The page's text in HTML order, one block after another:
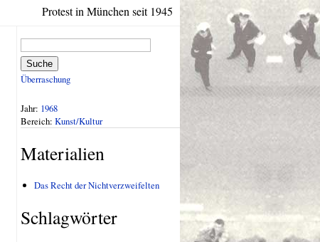
Protest in München seit 1945
Suche
Überraschung
Jahr: 1968
Bereich: Kunst/Kultur
Materialien
Das Recht der Nichtverzweifelten
Schlagwörter